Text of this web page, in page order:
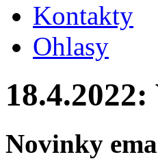
Kontakty
Ohlasy
Novinky